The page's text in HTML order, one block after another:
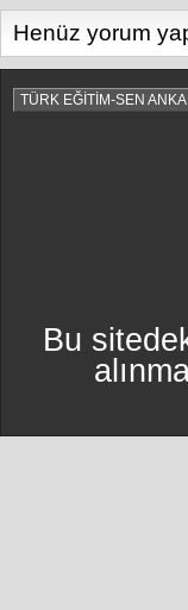
Henüz yorum
TÜRK EĞİTİM-SEN
Bu